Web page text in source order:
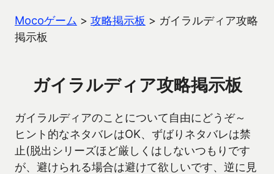
Mocoゲーム > 攻略掲示板 > ガイラルディア攻略
掲示板
ガイラルディア攻略掲示板
ガイラルディアのことについて自由にどうぞ～
ヒント的なネタバレはOK、ずばりネタバレは禁
止(脱出シリーズほど厳しくはしないつもりです
が、避けられる場合は避けて欲しいです、逆に見